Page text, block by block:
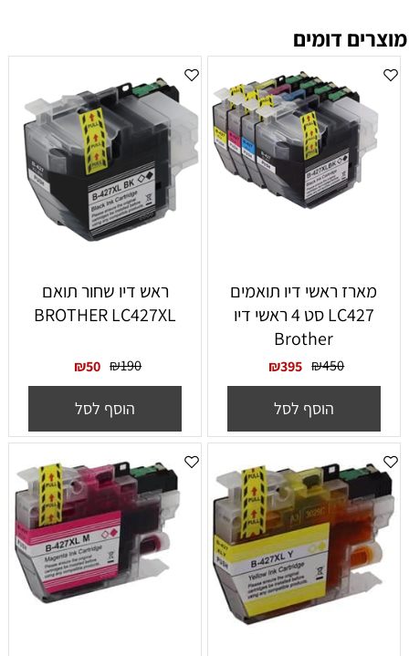
מוצרים דומים
‏מארז ראשי דיו תואמים
LC427 סט 4 ראשי דיו
Brother
₪450
₪395
הוסף לסל
ראש דיו שחור תואם
BROTHER LC427XL
₪190
₪50
הוסף לסל